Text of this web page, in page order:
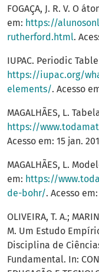
FOGAÇA, J. R. V. O
em: https://
rutherford.html.
IUPAC. Periodic
https://iupac.org/
elements/. Acesso
MAGALHÃES, L.
https://
Acesso em: 15 jan.
MAGALHÃES, L.
em: https://
de-bohr/. Acesso
OLIVEIRA, T. A.;
M. Um Estudo
Disciplina de
Fundamental. In: